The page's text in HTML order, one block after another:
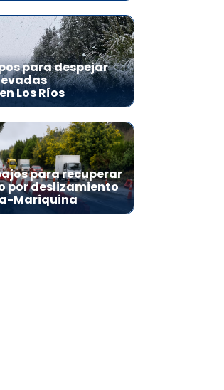
para despejar
Los Ríos
para recuperar
por deslizamiento
Mariquina